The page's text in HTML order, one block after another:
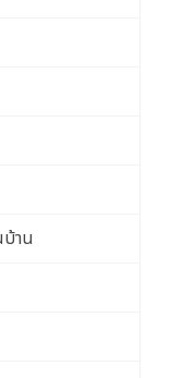
กี่ยวกับ
โยบาย
งล้กษณ์
บ้าน